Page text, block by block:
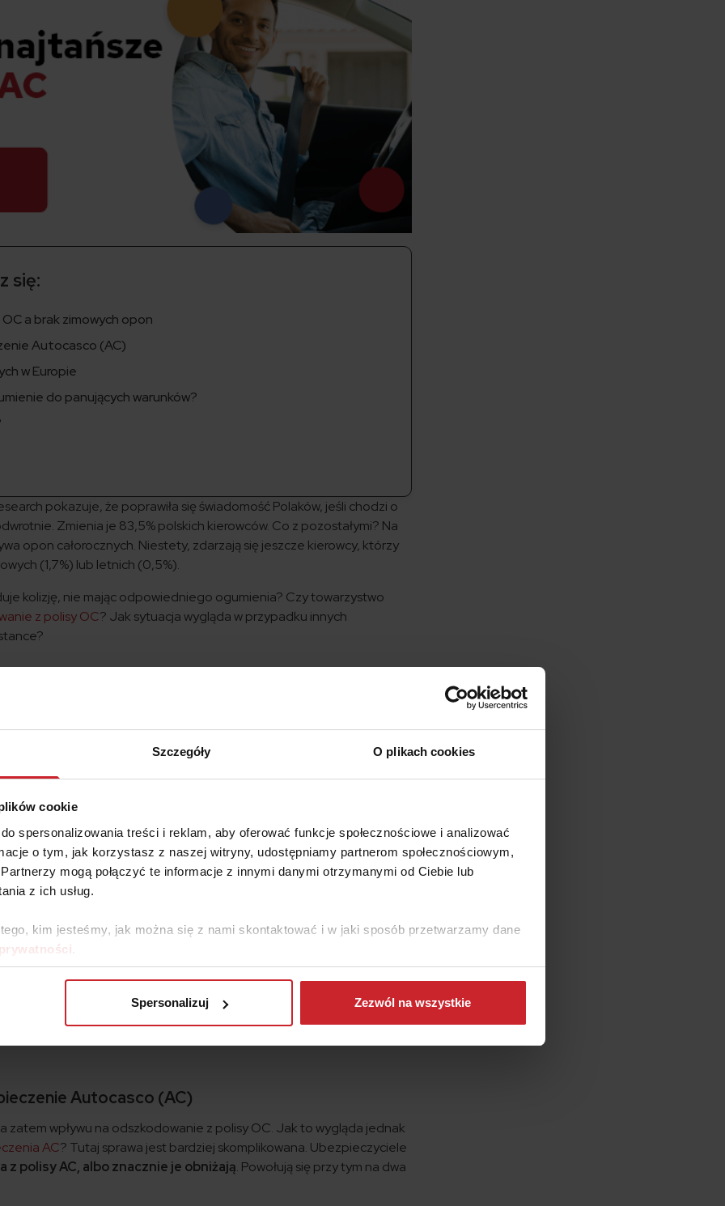
Szczegóły O plikach cookies
cookie
spersonalizowania treści i reklam, aby oferować funkcje społecznościowe i analizować
o tym, jak korzystasz z naszej witryny, udostępniamy partnerom społecznościowym,
mogą połączyć te informacje z innymi danymi otrzymanymi od Ciebie lub
z ich usług.
kim jesteśmy, jak można się z nami skontaktować i w jaki sposób przetwarzamy dane
Spersonalizuj Zezwól na wszystkie
się:
a brak zimowych opon
Autocasco (AC)
w Europie
do panujących warunków?
pokazuje, że poprawiła się świadomość Polaków, jeśli chodzi o
Zmienia je 83,5% polskich kierowców. Co z pozostałymi? Na
opon całorocznych. Niestety, zdarzają się jeszcze kierowcy, którzy
(1,7%) lub letnich (0,5%).
kolizję, nie mając odpowiedniego ogumienia? Czy towarzystwo
z polisy OC? Jak sytuacja wygląda w przypadku innych
OC a brak zimowych opon
na kluczowe pytanie:
zakładania zimowego ogumienia.Wielokrotnie już ogłaszano
taką zmianę, ale pozostało to w sferze projektów. Na razie
nie ma obowiązku zmiany to, czy
odszkodowania z polisy OC?
zakres jest ściśle regulowany przez prawo.
wypłaty odszkodowania z OC bez względu na to, na jakich
ma podstawy prawnej, która uzasadniałaby inną decyzję.
siebie i innych uczestników ruchu drogowego, gdy porusza się
Jeśli więc zastanawiasz się, czy opony zimowe są obowiązkowe –
bezpieczeństwa swojego i innych.
Autocasco (AC)
zatem wpływu na odszkodowanie z polisy OC. Jak to wygląda jednak
AC? Tutaj sprawa jest bardziej skomplikowana. Ubezpieczyciele
z polisy AC, albo znacznie je obniżają. Powołują się przy tym na dwa